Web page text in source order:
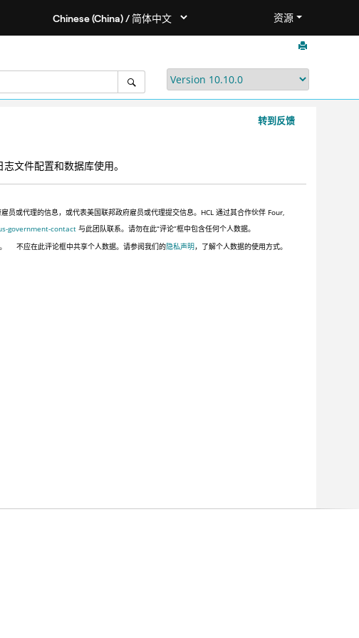
资源
转到反馈
文件配置和数据库使用。
员或代理的信息，或代表美国联邦政府雇员或代理提交信息。HCL 通过其合作伙伴 Four,
government-contact 与此团队联系。请勿在此“评论”框中包含任何个人数据。
不应在此评论框中共享个人数据。请参阅我们的隐私声明，了解个人数据的使用方式。